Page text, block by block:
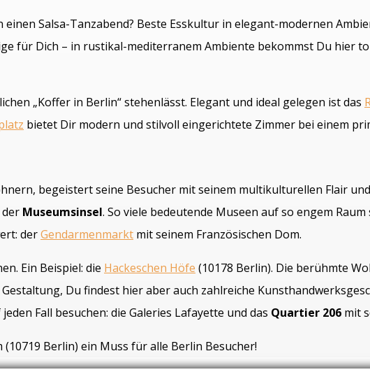
Salsa-Tanzabend? Beste Esskultur in elegant-modernen
für Dich – in rustikal-mediterranem Ambiente bekommst Du hier
„Koffer in Berlin“ stehenlässt. Elegant und ideal gelegen ist das
bietet Dir modern und stilvoll eingerichtete Zimmer bei einem
begeistert seine Besucher mit seinem multikulturellen Flair
Museumsinsel. So viele bedeutende Museen auf so engem
derGendarmenmarkt mit seinem Französischen Dom.
Ein Beispiel: die Hackeschen Höfe (10178 Berlin). Die berühmte
Du findest hier aber auch zahlreiche
Fall besuchen: die Galeries Lafayette und das Quartier 206 mit
Berlin) ein Muss für alle Berlin Besucher!